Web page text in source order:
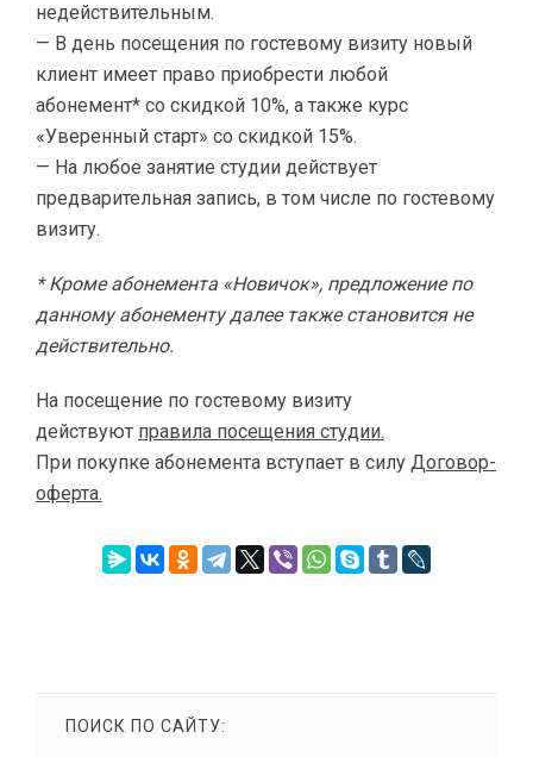
недействительным.
— В день посещения по гостевому визиту новый
клиент имеет право приобрести любой
абонемент* со скидкой 10%, а также курс
«Уверенный старт» со скидкой 15%.
— На любое занятие студии действует
предварительная запись, в том числе по гостевому
визиту.
* Кроме абонемента «Новичок», предложение по
данному абонементу далее также становится не
действительно.
На посещение по гостевому визиту
действуют правила посещения студии.
При покупке абонемента вступает в силу Договор-
оферта.
ПОИСК ПО САЙТУ: